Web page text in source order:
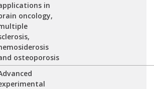
in
oncology,
osteoporosis